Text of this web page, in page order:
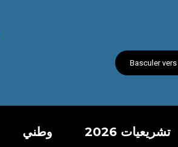
Basculer
تشريعيات 2026 وطني